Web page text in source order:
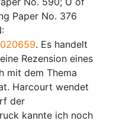
Paper No. 376
. Es handelt
Rezension eines
mit dem Thema
Harcourt wendet
der
kannte ich noch